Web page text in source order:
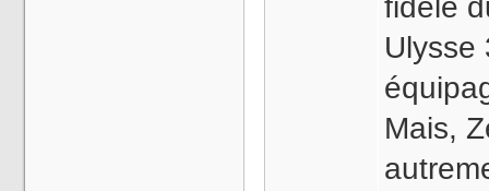
fidèle
Ulysse
Mais,